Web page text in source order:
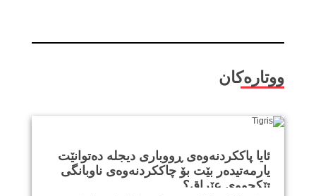
ووتارەکان
ئایا پاککردنەوەی ڕووباری دیجلە دەتوانێت
یارمەتیدەر بێت بۆ چاککردنەوەی ناوبانگی
تێکچووی عێراق؟